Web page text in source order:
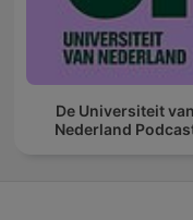
De Universiteit van
Nederland